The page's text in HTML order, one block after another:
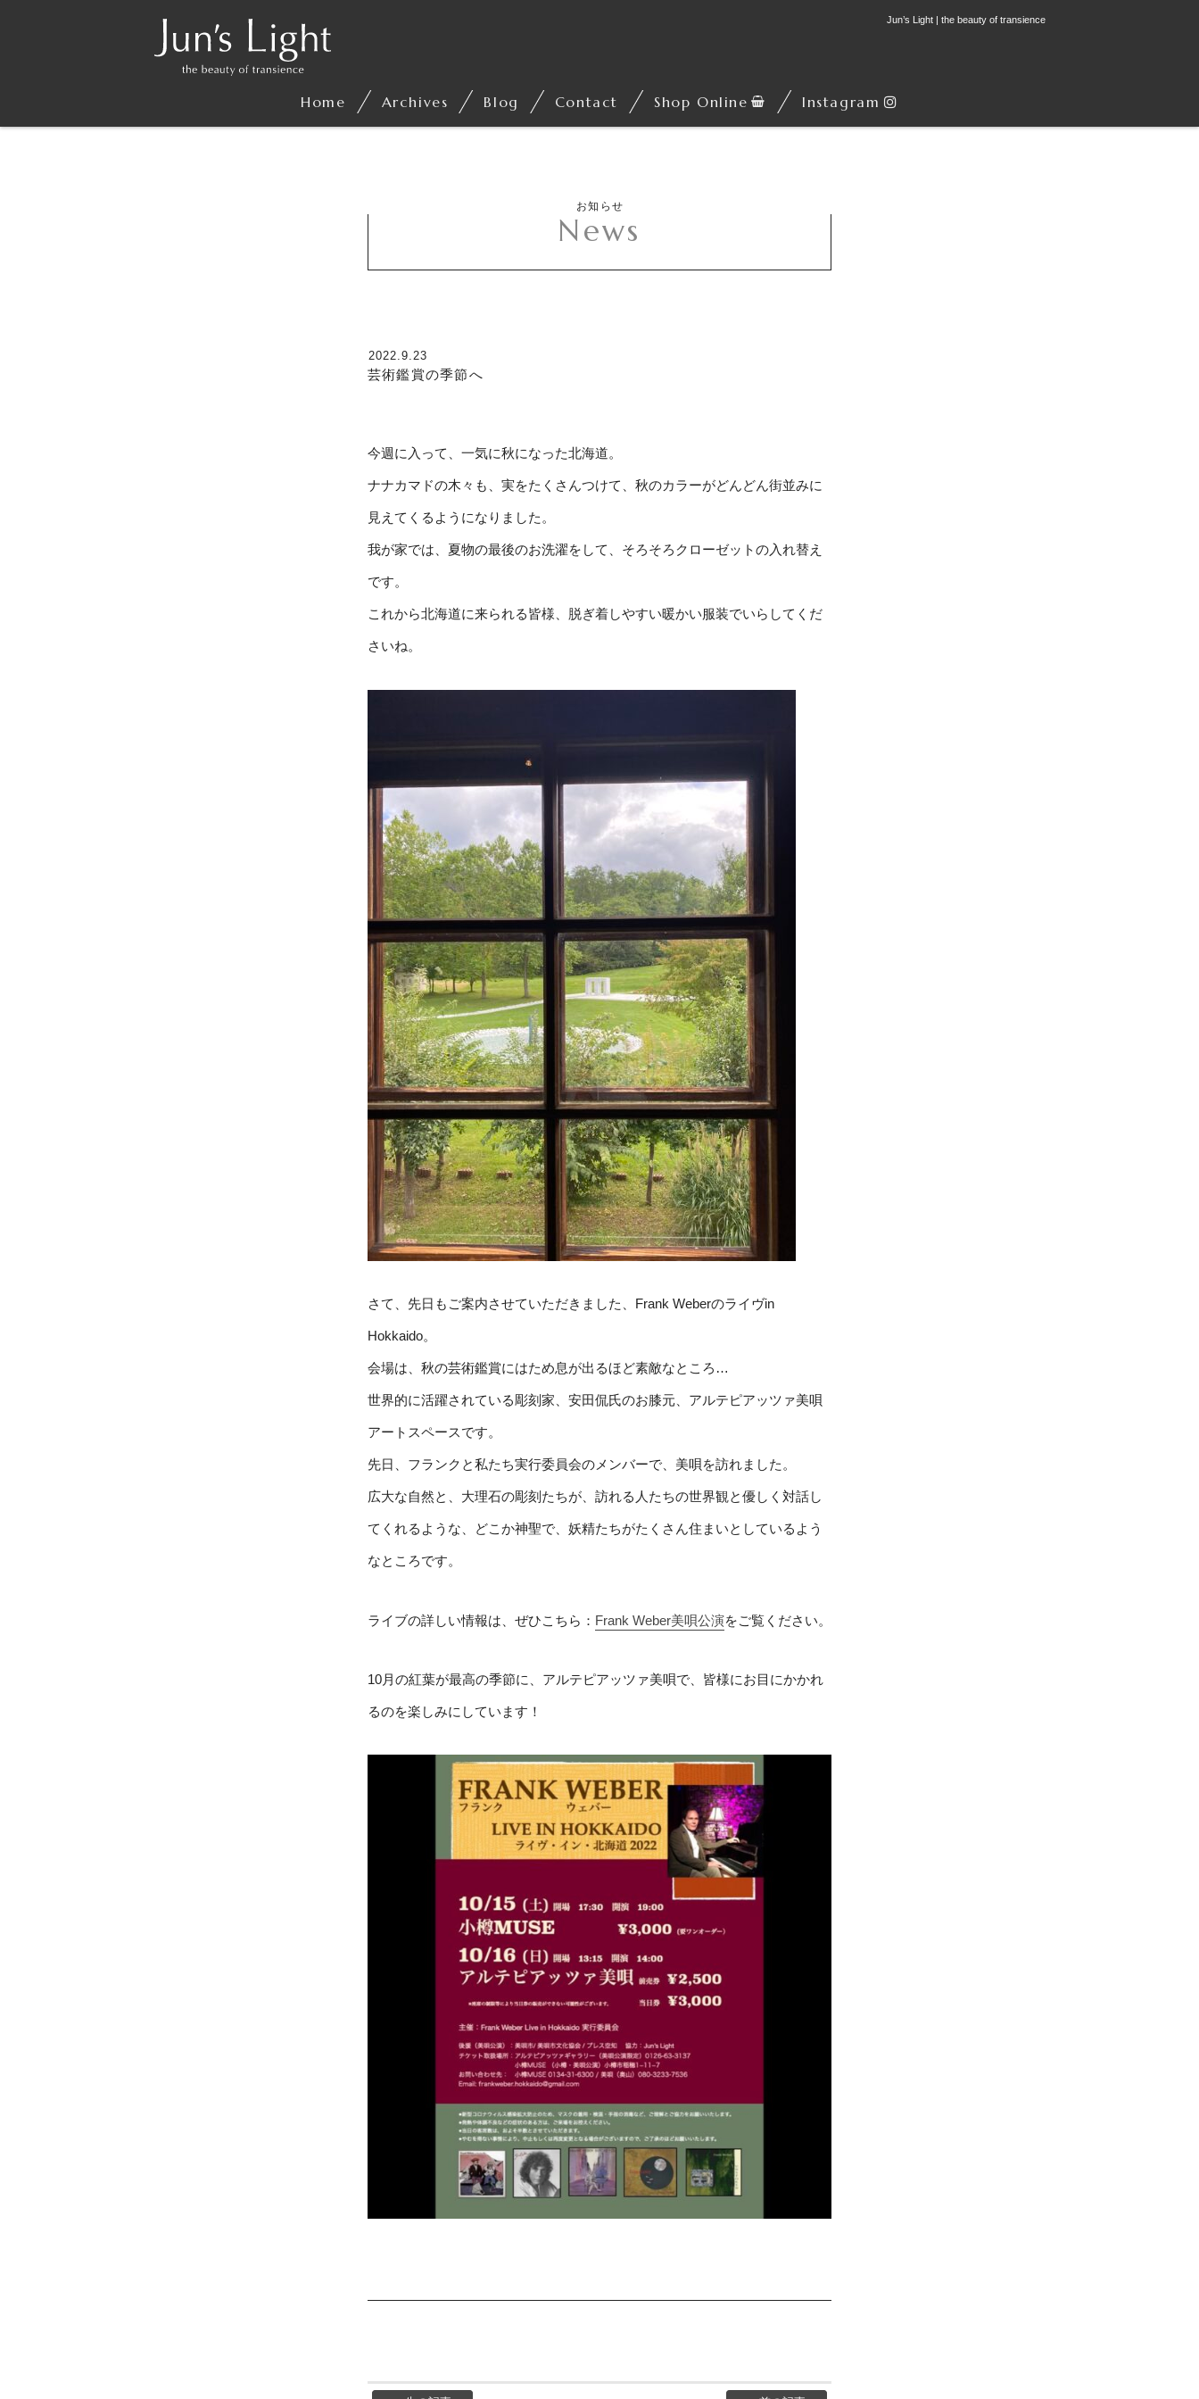
Jun’s Light | the beauty of transience
Home Archives Blog Contact Shop Online Instagram
お知らせ
News
2022.9.23
芸術鑑賞の季節へ
今週に入って、一気に秋になった北海道。
ナナカマドの木々も、実をたくさんつけて、秋のカラーがどんどん街並みに
見えてくるようになりました。
我が家では、夏物の最後のお洗濯をして、そろそろクローゼットの入れ替え
です。
これから北海道に来られる皆様、脱ぎ着しやすい暖かい服装でいらしてくだ
さいね。
さて、先日もご案内させていただきました、Frank Weberのライヴin
Hokkaido。
会場は、秋の芸術鑑賞にはため息が出るほど素敵なところ…
世界的に活躍されている彫刻家、安田侃氏のお膝元、アルテピアッツァ美唄
アートスペースです。
先日、フランクと私たち実行委員会のメンバーで、美唄を訪れました。
広大な自然と、大理石の彫刻たちが、訪れる人たちの世界観と優しく対話し
てくれるような、どこか神聖で、妖精たちがたくさん住まいとしているよう
なところです。
ライブの詳しい情報は、ぜひこちら： Frank Weber美唄公演をご覧ください。
10月の紅葉が最高の季節に、アルテピアッツァ美唄で、皆様にお目にかかれ
るのを楽しみにしています！